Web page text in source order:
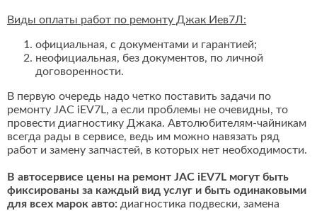
Виды оплаты работ по ремонту Джак Иев7Л:
официальная, с документами и гарантией;
неофициальная, без документов, по личной
договоренности.
В первую очередь надо четко поставить задачи по
ремонту JAC iEV7L, а если проблемы не очевидны, то
провести диагностику Джака. Автолюбителям-чайникам
всегда рады в сервисе, ведь им можно навязать ряд
работ и замену запчастей, в которых нет необходимости.
В автосервисе цены на ремонт JAC iEV7L могут быть
фиксированы за каждый вид услуг и быть одинаковыми
для всех марок авто: диагностика подвески, замена